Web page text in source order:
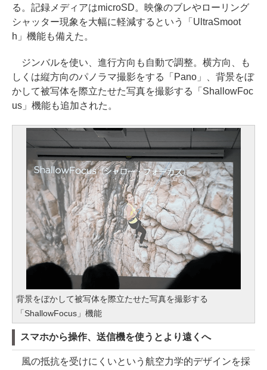
る。記録メディアはmicroSD。映像のブレやローリング
シャッター現象を大幅に軽減するという「UltraSmoot
h」機能も備えた。
ジンバルを使い、進行方向も自動で調整。横方向、も
しくは縦方向のパノラマ撮影をする「Pano」、背景をぼ
かして被写体を際立たせた写真を撮影する「ShallowFoc
us」機能も追加された。
背景をぼかして被写体を際立たせた写真を撮影する
「ShallowFocus」機能
スマホから操作、送信機を使うとより遠くへ
風の抵抗を受けにくいという航空力学的デザインを採